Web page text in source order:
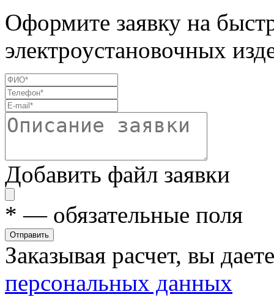
Оформите заявку на
электроустановочных
Добавить файл заявки
* — обязательные поля
Отправить
Заказывая расчет, вы
персональных данных